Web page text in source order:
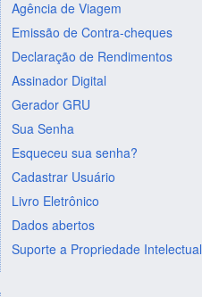
Agência de Viagem
Emissão de Contra-cheques
Declaração de Rendimentos
Assinador Digital
Gerador GRU
Sua Senha
Esqueceu sua senha?
Cadastrar Usuário
Livro Eletrônico
Dados abertos
Suporte a Propriedade Intelectual